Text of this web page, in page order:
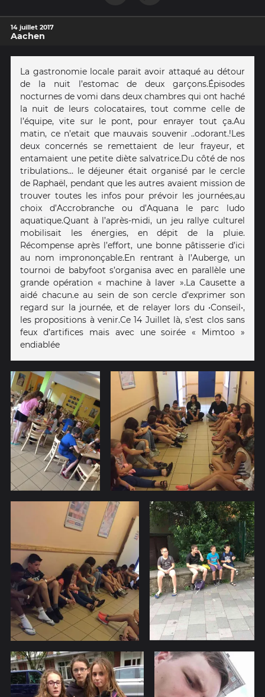
14 juillet 2017
Aachen
La gastronomie locale parait avoir attaqué au détour
de la nuit l’estomac de deux garçons. Épisodes
nocturnes de vomi dans deux chambres qui ont haché
la nuit de leurs colocataires, tout comme celle de
l’équipe, vite sur le pont, pour enrayer tout ça. Au
matin, ce n’etait que mauvais souvenir ..odorant.! Les
deux concernés se remettaient de leur frayeur, et
entamaient une petite diète salvatrice. Du côté de nos
tribulations… le déjeuner était organisé par le cercle
de Raphaël, pendant que les autres avaient mission de
trouver toutes les infos pour prévoir les journées,au
choix d’Accrobranche ou d’Aquana le parc ludo
aquatique. Quant à l’après-midi, un jeu rallye culturel
mobilisait les énergies, en dépit de la pluie.
Récompense après l’effort, une bonne pâtisserie d’ici
au nom imprononçable. En rentrant à l’Auberge, un
tournoi de babyfoot s’organisa avec en parallèle une
grande opération « machine à laver ». La Causette a
aidé chacun.e au sein de son cercle d’exprimer son
regard sur la journée, et de relayer lors du •Conseil•,
les propositions à venir. Ce 14 Juillet là, s’est clos sans
feux d’artifices mais avec une soirée « Mimtoo »
endiablée